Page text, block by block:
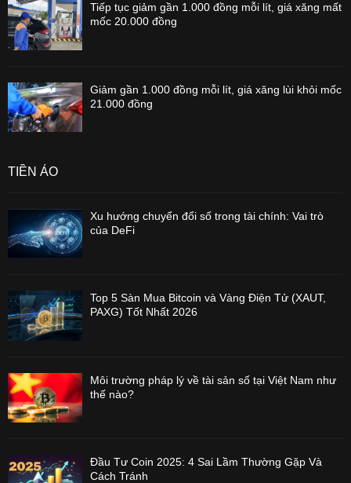
Tiếp tục giảm gần 1.000 đồng mỗi lít, giá xăng mất
mốc 20.000 đồng
Giảm gần 1.000 đồng mỗi lít, giá xăng lùi khỏi mốc
21.000 đồng
TIỀN ẢO
Xu hướng chuyển đổi số trong tài chính: Vai trò
của DeFi
Top 5 Sàn Mua Bitcoin và Vàng Điện Tử (XAUT,
PAXG) Tốt Nhất 2026
Môi trường pháp lý về tài sản số tại Việt Nam như
thế nào?
Đầu Tư Coin 2025: 4 Sai Lầm Thường Gặp Và
Cách Tránh